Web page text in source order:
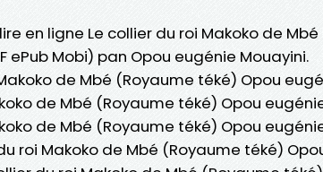
en ligne Le collier du roi Makoko de
ePub Mobi) pan Opou eugénie Mouayini.
de Mbé (Royaume téké) Opou
de Mbé (Royaume téké) Opou
de Mbé (Royaume téké) Opou
roi Makoko de Mbé (Royaume téké)